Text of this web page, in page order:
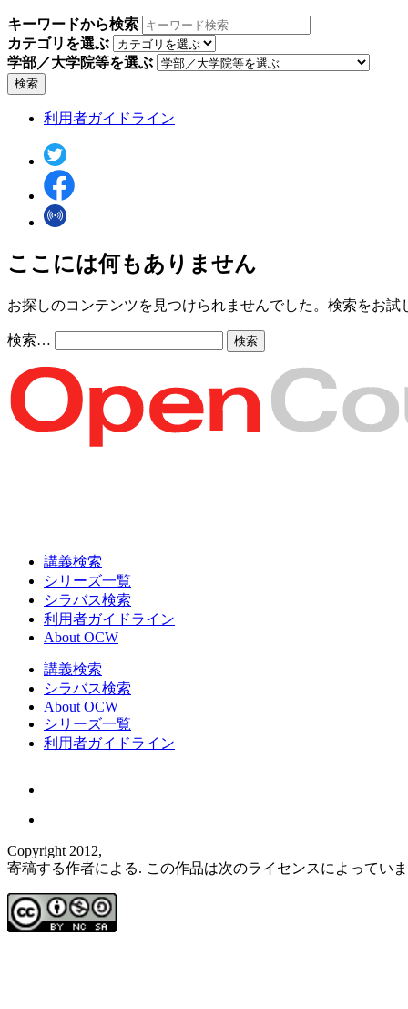
キーワードから検索
カテゴリを選ぶ
学部／大学院等を選ぶ
検索
利用者ガイドライン
ここには何もありません
お探しのコンテンツを見つけられませんでした。検索をお試
検索…
講義検索
シリーズ一覧
シラバス検索
利用者ガイドライン
About OCW
講義検索
シラバス検索
About OCW
シリーズ一覧
利用者ガイドライン
Copyright 2012,
寄稿する作者による. この作品は次のライセンスによってい